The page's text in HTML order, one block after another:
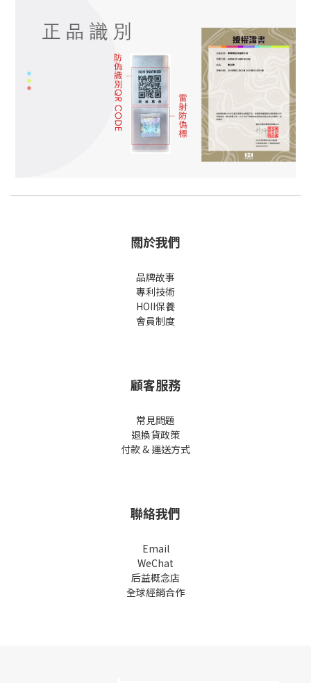
關於我們
品牌故事
專利技術
HOII保養
會員制度
顧客服務
常見問題
退換貨政策
付款 & 運送方式
聯絡我們
Email
WeChat
后益概念店
全球經銷合作